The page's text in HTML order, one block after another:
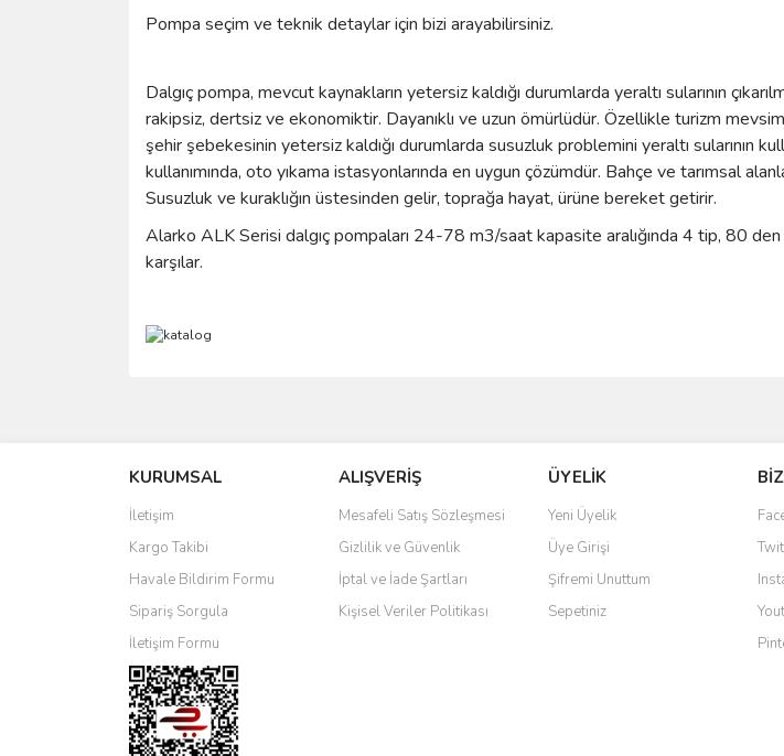
Pompa seçim ve teknik detaylar için bizi arayabilirsiniz.
Dalgıç pompa, mevcut kaynakların yetersiz kaldığı durumlarda yeraltı sularının
rakipsiz, dertsiz ve ekonomiktir. Dayanıklı ve uzun ömürlüdür. Özellikle turizm
şehir şebekesinin yetersiz kaldığı durumlarda susuzluk problemini yeraltı sularının
kullanımında, oto yıkama istasyonlarında en uygun çözümdür. Bahçe ve tarımsal
Susuzluk ve kuraklığın üstesinden gelir, toprağa hayat, ürüne bereket getirir.
Alarko ALK Serisi dalgıç pompaları 24-78 m3/saat kapasite aralığında 4 tip, 80 den
karşılar.
Ürün resmi kalitesiz, bozuk veya görüntülenemiyor.
Ürün açıklamasında eksik bilgiler bulunuyor.
Ürün bilgilerinde hatalar bulunuyor.
Ürün fiyatı diğer sitelerden daha pahalı.
Bu ürüne benzer farklı alternatifler olmalı.
KURUMSAL
İletişim
Kargo Takibi
Havale Bildirim Formu
Sipariş Sorgula
İletişim Formu
ALIŞVERİŞ
Mesafeli Satış Sözleşmesi
Gizlilik ve Güvenlik
İptal ve İade Şartları
Kişisel Veriler Politikası
ÜYELİK
Yeni Üyelik
Üye Girişi
Şifremi Unuttum
Sepetiniz